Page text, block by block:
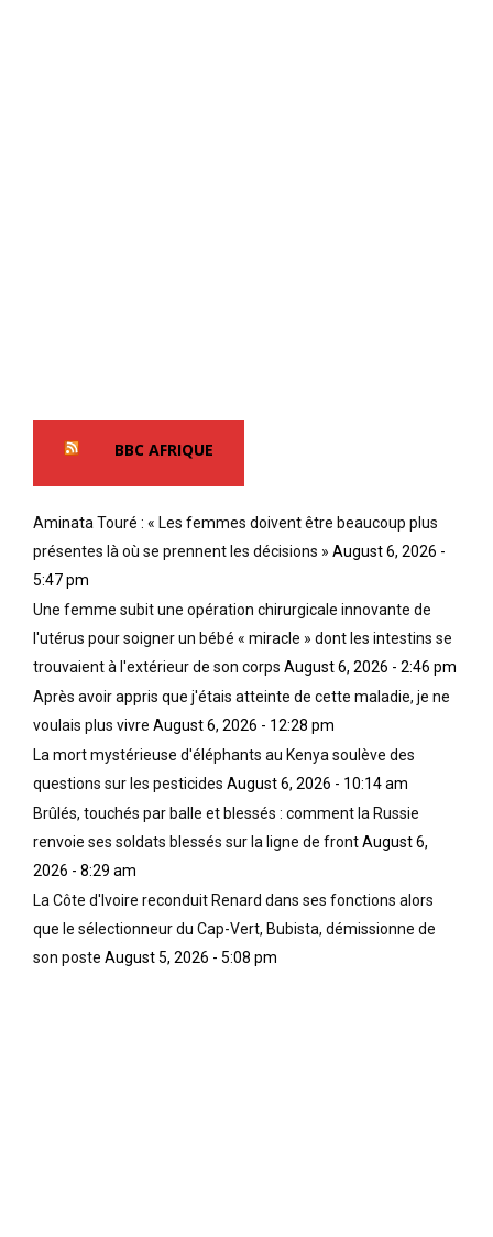
BBC AFRIQUE
Aminata Touré : « Les femmes doivent être beaucoup plus
présentes là où se prennent les décisions » August 6, 2026 -
5:47 pm
Une femme subit une opération chirurgicale innovante de
l'utérus pour soigner un bébé « miracle » dont les intestins se
trouvaient à l'extérieur de son corps August 6, 2026 - 2:46 pm
Après avoir appris que j'étais atteinte de cette maladie, je ne
voulais plus vivre August 6, 2026 - 12:28 pm
La mort mystérieuse d'éléphants au Kenya soulève des
questions sur les pesticides August 6, 2026 - 10:14 am
Brûlés, touchés par balle et blessés : comment la Russie
renvoie ses soldats blessés sur la ligne de frontAugust 6,
2026 - 8:29 am
La Côte d'Ivoire reconduit Renard dans ses fonctions alors
que le sélectionneur du Cap-Vert, Bubista, démissionne de
son poste August 5, 2026 - 5:08 pm